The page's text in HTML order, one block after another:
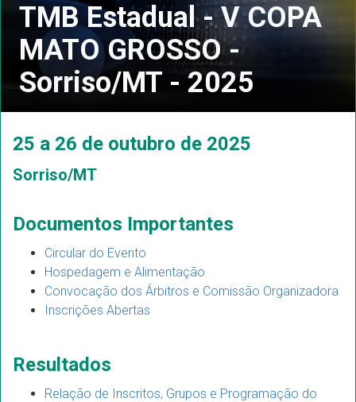
TMB Estadual - V COPA
MATO GROSSO -
Sorriso/MT - 2025
25 a 26 de outubro de 2025
Sorriso/MT
Documentos Importantes
Circular do Evento
Hospedagem e Alimentação
Convocação dos Árbitros e Comissão Organizadora
Inscrições Abertas
Resultados
Relação de Inscritos, Grupos e Programação do